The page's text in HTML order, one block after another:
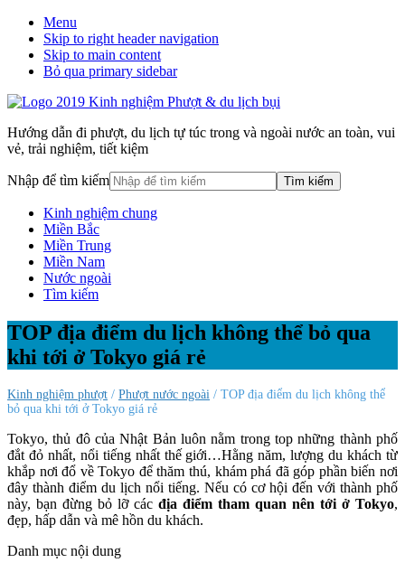
Menu
Skip to right header navigation
Skip to main content
Bỏ qua primary sidebar
Hướng dẫn đi phượt, du lịch tự túc trong và ngoài nước an toàn, vui
vẻ, trải nghiệm, tiết kiệm
Nhập để tìm kiếm
Kinh nghiệm chung
Miền Bắc
Miền Trung
Miền Nam
Nước ngoài
Tìm kiếm
TOP địa điểm du lịch không thể bỏ qua
khi tới ở Tokyo giá rẻ
Kinh nghiệm phượt / Phượt nước ngoài / TOP địa điểm du lịch không thể
bỏ qua khi tới ở Tokyo giá rẻ
Tokyo, thủ đô của Nhật Bản luôn nằm trong top những thành phố
đắt đỏ nhất, nổi tiếng nhất thế giới…Hằng năm, lượng du khách từ
khắp nơi đổ về Tokyo để thăm thú, khám phá đã góp phần biến nơi
đây thành điểm du lịch nổi tiếng. Nếu có cơ hội đến với thành phố
này, bạn đừng bỏ lỡ các địa điểm tham quan nên tới ở Tokyo,
đẹp, hấp dẫn và mê hồn du khách.
Danh mục nội dung